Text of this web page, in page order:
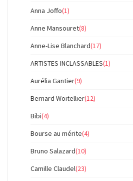
Anna Joffo(1)
Anne Mansouret(8)
Anne-Lise Blanchard(17)
ARTISTES INCLASSABLES(1)
Aurélia Gantier(9)
Bernard Woitellier(12)
Bibi(4)
Bourse au mérite(4)
Bruno Salazard(10)
Camille Claudel(23)